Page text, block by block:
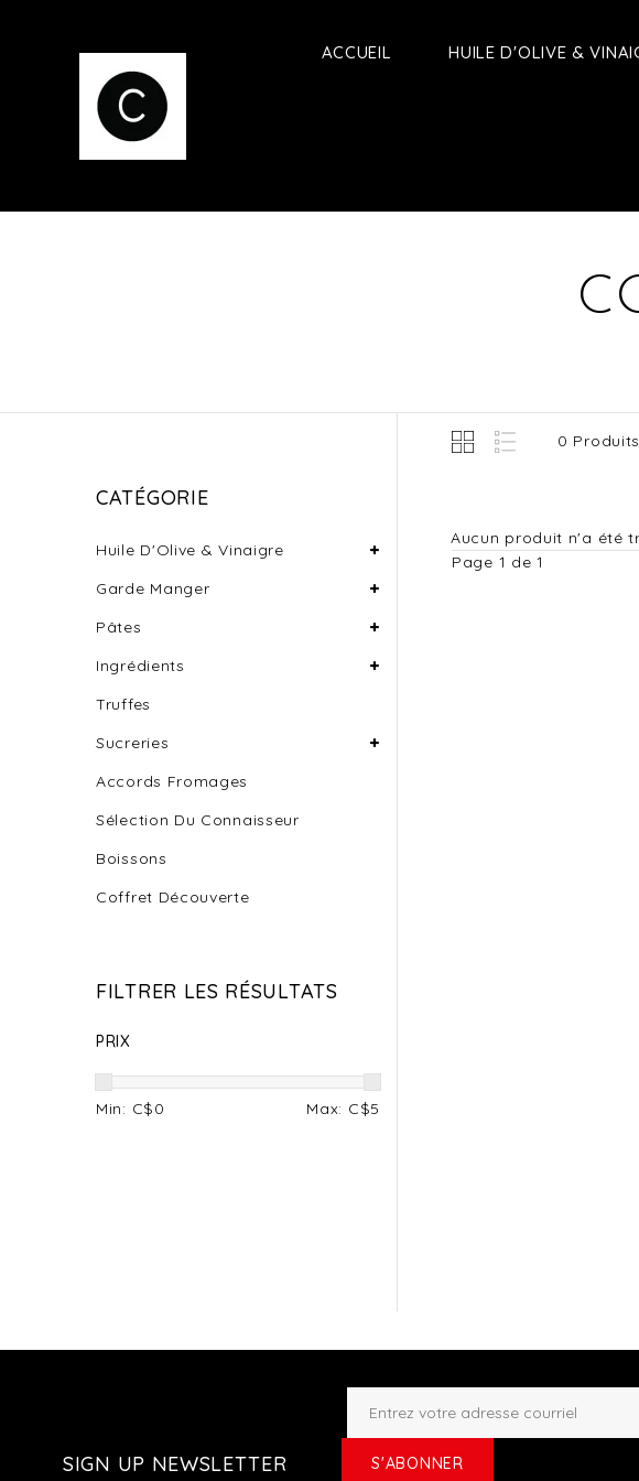
ACCUEIL HUILE D'OLIVE &
CATÉGORIE
Huile D'Olive & Vinaigre
Garde Manger
Pâtes
Ingrédients
Truffes
Sucreries
Accords Fromages
Sélection Du Connaisseur
Boissons
Coffret Découverte
FILTRER LES RÉSULTATS
PRIX
Min: C$0 Max: C$5
0 Produits
Aucun produit n'a été
Page 1 de 1
SIGN UP NEWSLETTER S'ABONNER